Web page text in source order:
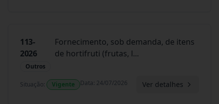
113-
2026
Outros
Fornecimento, sob demanda, de itens
de hortifruti (frutas, l...
Situação: Vigente Data: 24/07/2026 Ver detalhes